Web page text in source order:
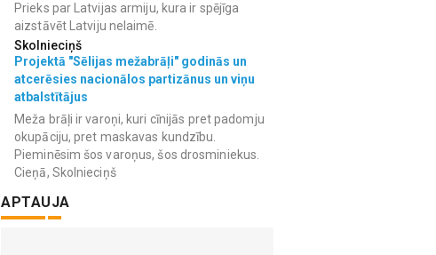
Prieks par Latvijas armiju, kura ir spējīga
aizstāvēt Latviju nelaimē.
Skolnieciņš
Projektā "Sēlijas mežabrāļi" godinās un
atcerēsies nacionālos partizānus un viņu
atbalstītājus
Meža brāļi ir varoņi, kuri cīnijās pret padomju
okupāciju, pret maskavas kundzību.
Pieminēsim šos varoņus, šos drosminiekus.
Cieņā, Skolnieciņš
APTAUJA